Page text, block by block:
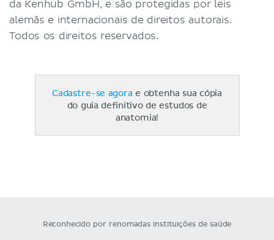
da Kenhub GmbH, e são protegidas por leis
alemãs e internacionais de direitos autorais.
Todos os direitos reservados.
Cadastre-se agora e obtenha sua cópia
do guia definitivo de estudos de
anatomia!
Reconhecido por renomadas instituições de saúde